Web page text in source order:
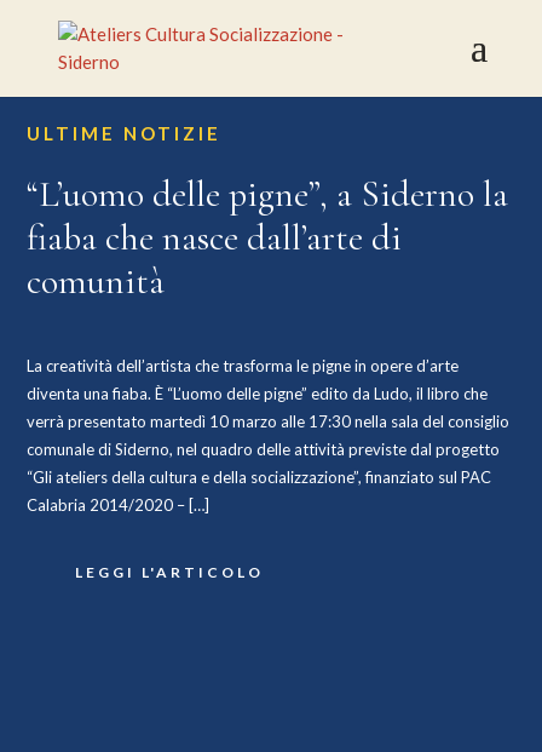
ULTIME NOTIZIE
“L’uomo delle pigne”, a Siderno la
fiaba che nasce dall’arte di
comunità
La creatività dell’artista che trasforma le pigne in opere d’arte
diventa una fiaba. È “L’uomo delle pigne” edito da Ludo, il libro che
verrà presentato martedì 10 marzo alle 17:30 nella sala del consiglio
comunale di Siderno, nel quadro delle attività previste dal progetto
“Gli ateliers della cultura e della socializzazione”, finanziato sul PAC
Calabria 2014/2020 – […]
LEGGI L'ARTICOLO